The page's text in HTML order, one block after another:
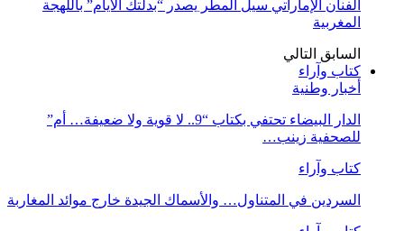
الفنان الإماراتي سيل المطر يصدر “بدلتك الأيام” باللهجة
المغربية
السابقالتالي
كتاب وآراء
أخبار وطنية
الدار البيضاء تحتفي بكتاب “9.. لا قوية ولا ضعيفة… أم”
للصحفية زينب…
كتاب وآراء
السردين في المتناول… والأسماك الجيدة خارج موائد المغاربة